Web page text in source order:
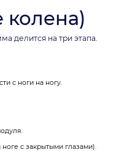
делится на три этапа.
с ноги на ногу.
с закрытыми глазами).